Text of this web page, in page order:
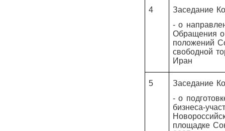
4
Заседание
- о
Обращения о
положений
свободной
Иран
5
Заседание
- о
бизнеса-
площадке